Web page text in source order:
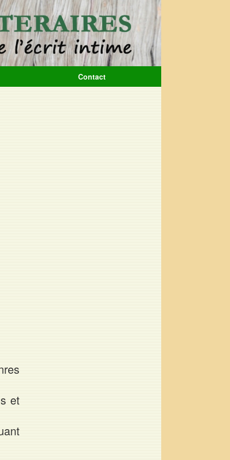
Contact
et